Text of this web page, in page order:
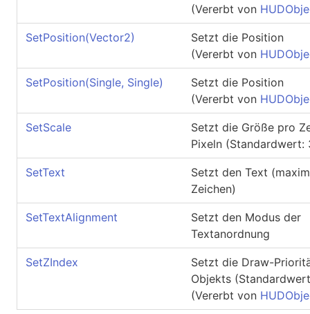
(Vererbt von
SetPosition(Vector2)
Setzt die Position
(Vererbt von
SetPosition(Single, Single)
Setzt die Position
(Vererbt von
SetScale
Setzt die Größe pro
Pixeln (Standardwert:
SetText
Setzt den Text
Zeichen)
SetTextAlignment
Setzt den Modus der
Textanordnung
SetZIndex
Setzt die Draw-
Objekts
(Vererbt von